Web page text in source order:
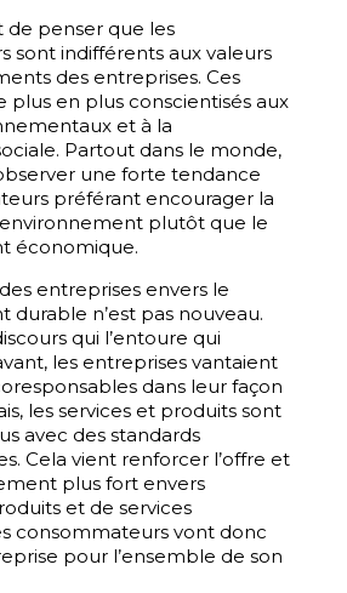
de penser que les
sont indifférents aux valeurs
des entreprises. Ces
plus en plus conscientisés aux
et à la
Partout dans le monde,
une forte tendance
préférant encourager la
plutôt que le
économique.
entreprises envers le
n’est pas nouveau.
qui l’entoure qui
les entreprises vantaient
dans leur façon
les services et produits sont
avec des standards
Cela vient renforcer l’offre et
plus fort envers
et de services
consommateurs vont donc
pour l’ensemble de son